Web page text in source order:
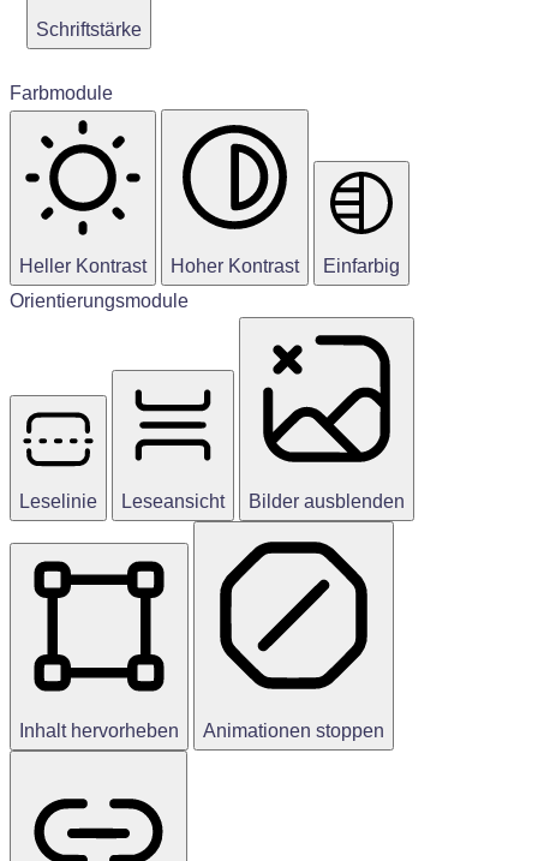
Schriftstärke
Farbmodule
Heller Kontrast Hoher Kontrast
Einfarbig
Orientierungsmodule
Leselinie Leseansicht Bilder ausblenden
Inhalt hervorheben Animationen stoppen